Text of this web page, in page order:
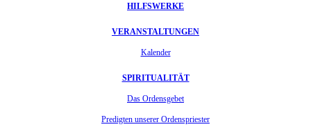
HILFSWERKE
VERANSTALTUNGEN
Kalender
SPIRITUALITÄT
Das Ordensgebet
Predigten unserer Ordenspriester